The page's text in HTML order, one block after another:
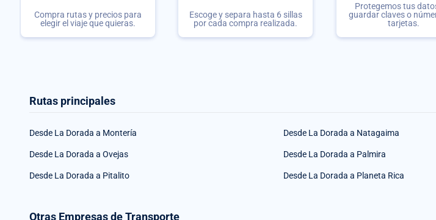
Compra rutas y precios para
elegir el viaje que quieras.
Escoge y separa hasta 6 sillas
por cada compra realizada.
Protegemos tus
guardar claves o
tarjetas.
Rutas principales
Desde La Dorada a Montería Desde La Dorada a Natagaima
Desde La Dorada a Ovejas Desde La Dorada a Palmira
Desde La Dorada a Pitalito Desde La Dorada a Planeta Rica
Otras Empresas de Transporte